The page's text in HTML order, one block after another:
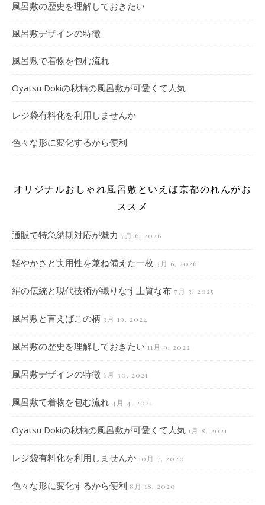
風呂敷の歴史を理解しておきたい
風呂敷デザインの特徴
風呂敷で着物を包む流れ
Oyatsu Dokiの秋柄の風呂敷が可愛くて人気
レジ袋有料化を利用しませんか
色々な形に変化するから便利
オリジナルおしゃれ風呂敷といえば京都のれんがお
ススメ
通販で特急納期対応が魅力 7月 6, 2026
軽やかさと実用性を兼ね備えた一枚 3月 6, 2026
絹の伝統と現代技術が織りなす上質な布 7月 3, 2025
風呂敷と言えばこの柄 3月 19, 2024
風呂敷の歴史を理解しておきたい 11月 9, 2022
風呂敷デザインの特徴 6月 30, 2021
風呂敷で着物を包む流れ 4月 4, 2021
Oyatsu Dokiの秋柄の風呂敷が可愛くて人気 1月 8, 2021
レジ袋有料化を利用しませんか 10月 7, 2020
色々な形に変化するから便利 8月 18, 2020